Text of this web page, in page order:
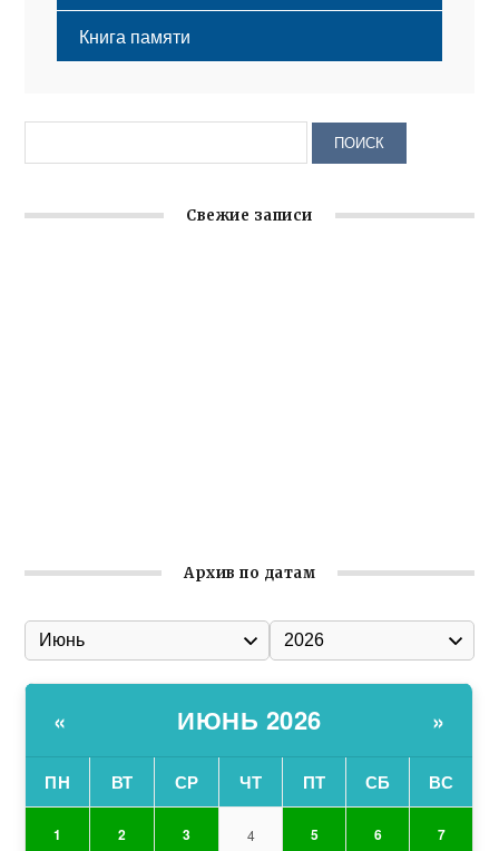
Книга памяти
Свежие записи
Архив по датам
« ИЮНЬ 2026 »
ПН ВТ СР ЧТ ПТ СБ ВС
1 2 3 4 5 6 7